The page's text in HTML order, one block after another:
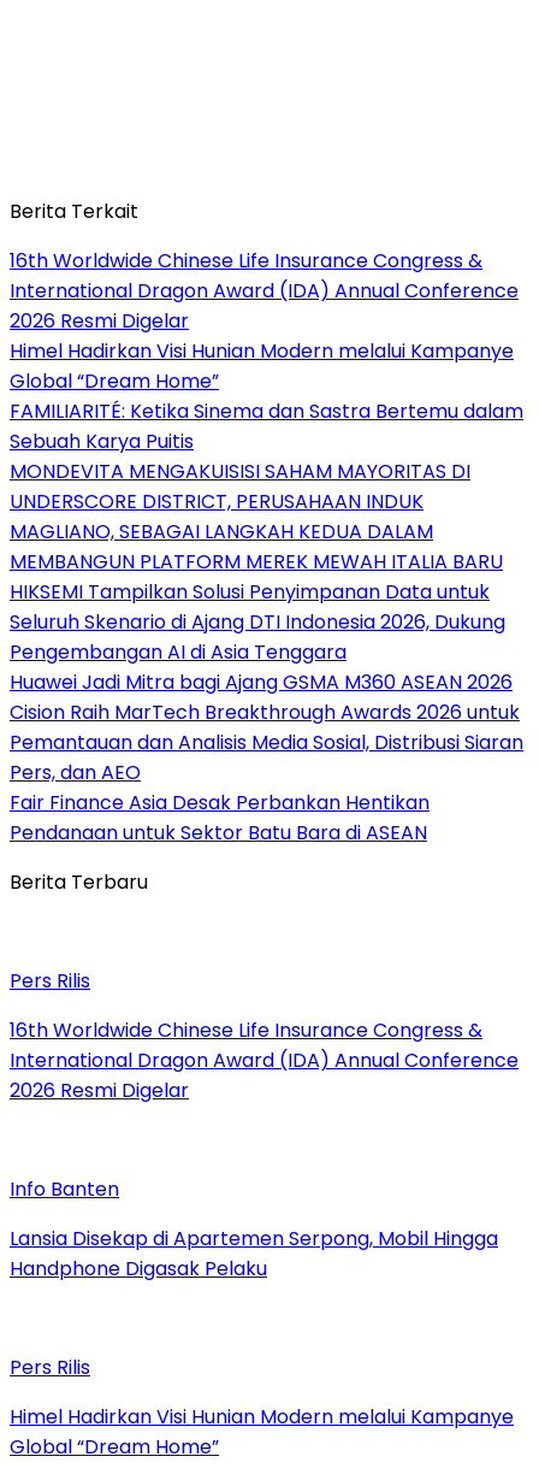
Berita Terkait
16th Worldwide Chinese Life Insurance Congress &
International Dragon Award (IDA) Annual Conference
2026 Resmi Digelar
Himel Hadirkan Visi Hunian Modern melalui Kampanye
Global “Dream Home”
FAMILIARITÉ: Ketika Sinema dan Sastra Bertemu dalam
Sebuah Karya Puitis
MONDEVITA MENGAKUISISI SAHAM MAYORITAS DI
UNDERSCORE DISTRICT, PERUSAHAAN INDUK
MAGLIANO, SEBAGAI LANGKAH KEDUA DALAM
MEMBANGUN PLATFORM MEREK MEWAH ITALIA BARU
HIKSEMI Tampilkan Solusi Penyimpanan Data untuk
Seluruh Skenario di Ajang DTI Indonesia 2026, Dukung
Pengembangan AI di Asia Tenggara
Huawei Jadi Mitra bagi Ajang GSMA M360 ASEAN 2026
Cision Raih MarTech Breakthrough Awards 2026 untuk
Pemantauan dan Analisis Media Sosial, Distribusi Siaran
Pers, dan AEO
Fair Finance Asia Desak Perbankan Hentikan
Pendanaan untuk Sektor Batu Bara di ASEAN
Berita Terbaru
Pers Rilis
16th Worldwide Chinese Life Insurance Congress &
International Dragon Award (IDA) Annual Conference
2026 Resmi Digelar
Info Banten
Lansia Disekap di Apartemen Serpong, Mobil Hingga
Handphone Digasak Pelaku
Pers Rilis
Himel Hadirkan Visi Hunian Modern melalui Kampanye
Global “Dream Home”